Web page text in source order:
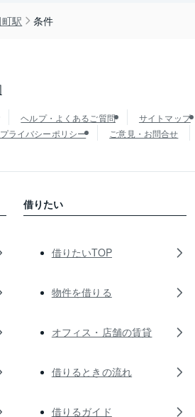
町駅 条件
ヘルプ・よくあるご質問 サイトマップ
ライバシーポリシー ご意見・お問合せ
借りたい
借りたいTOP
物件を借りる
オフィス・店舗の賃貸
借りるときの流れ
借りるガイド